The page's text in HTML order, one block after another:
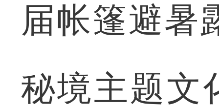
届帐篷避暑
秘境主题文